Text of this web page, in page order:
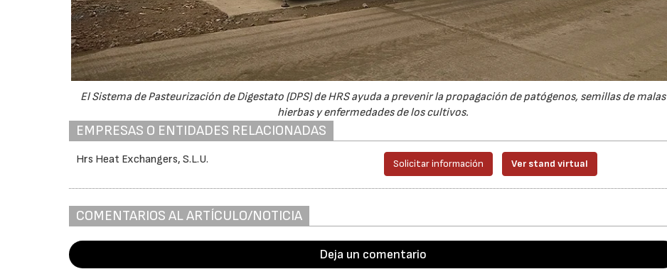
El Sistema de Pasteurización de Digestato (DPS) de HRS ayuda a prevenir la propagación de patógenos, semillas de malas
hierbas y enfermedades de los cultivos.
EMPRESAS O ENTIDADES RELACIONADAS
Hrs Heat Exchangers, S.L.U. Solicitar información Ver stand virtual
COMENTARIOS AL ARTÍCULO/NOTICIA
Deja un comentario